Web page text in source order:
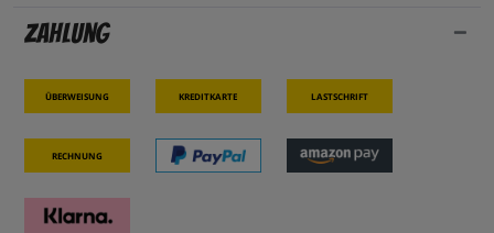
Zahlung
Überweisung Kreditkarte Lastschrift
Rechnung